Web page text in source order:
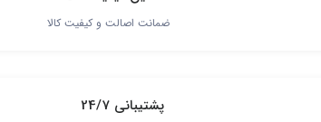
ضمانت اصالت و کیفیت کالا
پشتیبانی 24/7